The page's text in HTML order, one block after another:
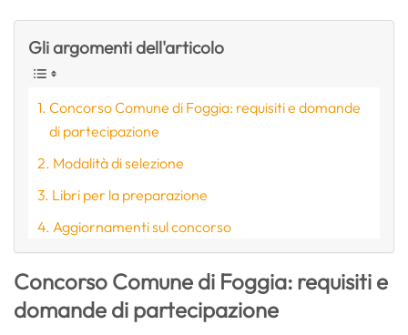
Gli argomenti dell'articolo
Concorso Comune di Foggia: requisiti e domande
di partecipazione
Modalità di selezione
Libri per la preparazione
Aggiornamenti sul concorso
Concorso Comune di Foggia: requisiti e
domande di partecipazione